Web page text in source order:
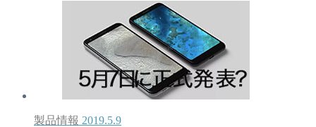
製品情報 2019.5.9